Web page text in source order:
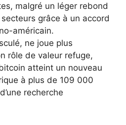
malgré un léger rebond
grâce à un accord
américain.
ne joue plus
rôle de valeur refuge,
atteint un nouveau
à plus de 109 000
recherche